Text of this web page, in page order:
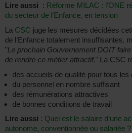
Lire aussi : Réforme MILAC : l’ONE
du secteur de l’Enfance, en tension
La CSC juge les mesures décidées
de l’Enfance totalement insuffisantes,
"Le prochain Gouvernement DOIT
de rendre ce métier attractif." La CSC
des accueils de qualité pour tous les
du personnel en nombre suffisant
des rémunérations attractives
de bonnes conditions de travail
Lire aussi : Quel est le salaire d’une
autonome, conventionnée ou salariée ?